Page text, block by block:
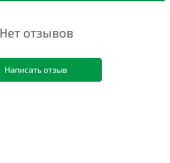
Нет отзывов
Написать отзыв